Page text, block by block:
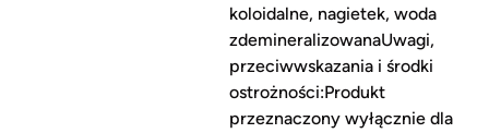
koloidalne, nagietek, woda
zdemineralizowanaUwagi,
przeciwwskazania i środki
ostrożności:Produkt
przeznaczony wyłącznie dla